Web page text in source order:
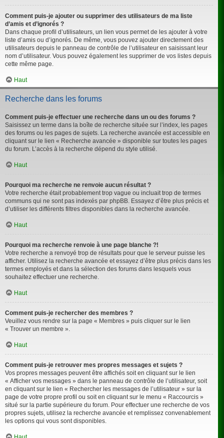
Comment puis-je ajouter ou supprimer des utilisateurs de ma liste
d’amis et d’ignorés ?
Dans chaque profil d’utilisateurs, un lien vous permet de les ajouter à votre
liste d’amis ou d’ignorés. De même, vous pouvez ajouter directement des
utilisateurs depuis le panneau de contrôle de l’utilisateur en saisissant leur
nom d’utilisateur. Vous pouvez également les supprimer de vos listes depuis
cette même page.
Haut
Recherche dans les forums
Comment puis-je effectuer une recherche dans un ou des forums ?
Saisissez un terme dans la boîte de recherche située sur l’index, les pages
des forums ou les pages de sujets. La recherche avancée est accessible en
cliquant sur le lien « Recherche avancée » disponible sur toutes les pages
du forum. L’accès à la recherche dépend du style utilisé.
Haut
Pourquoi ma recherche ne renvoie aucun résultat ?
Votre recherche était probablement trop vague ou incluait trop de termes
communs qui ne sont pas indexés par phpBB. Essayez d’être plus précis et
d’utiliser les différents filtres disponibles dans la recherche avancée.
Haut
Pourquoi ma recherche renvoie à une page blanche ?!
Votre recherche a renvoyé trop de résultats pour que le serveur puisse les
afficher. Utilisez la recherche avancée et essayez d’être plus précis dans les
termes employés et dans la sélection des forums dans lesquels vous
souhaitez effectuer une recherche.
Haut
Comment puis-je rechercher des membres ?
Veuillez vous rendre sur la page « Membres » puis cliquer sur le lien
« Trouver un membre ».
Haut
Comment puis-je retrouver mes propres messages et sujets ?
Vos propres messages peuvent être affichés soit en cliquant sur le lien
« Afficher vos messages » dans le panneau de contrôle de l’utilisateur, soit
en cliquant sur le lien « Rechercher les messages de l’utilisateur » sur la
page de votre propre profil ou soit en cliquant sur le menu « Raccourcis »
situé sur la partie supérieure du forum. Pour effectuer une recherche de vos
propres sujets, utilisez la recherche avancée et remplissez convenablement
les options qui vous sont disponibles.